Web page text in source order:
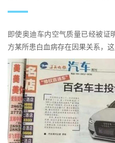
即使奥迪车内空气质量已经被证
方某所患白血病存在因果关系，这